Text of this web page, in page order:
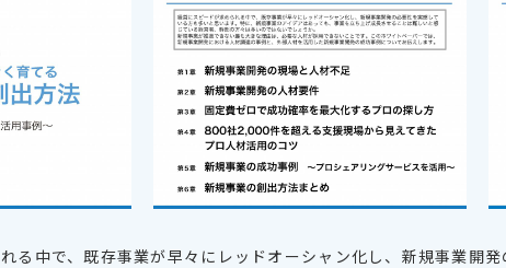
る中で、既存事業が早々にレッドオーシャン化し、新規事業開